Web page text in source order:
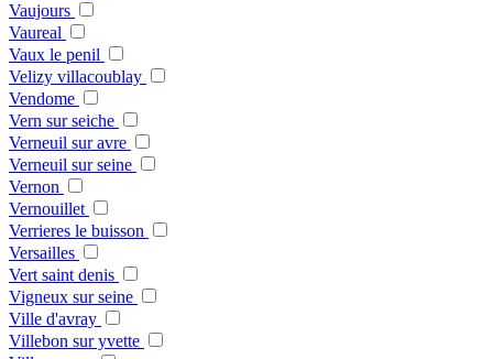
Vaujours
Vaureal
Vaux le penil
Velizy villacoublay
Vendome
Vern sur seiche
Verneuil sur avre
Verneuil sur seine
Vernon
Vernouillet
Verrieres le buisson
Versailles
Vert saint denis
Vigneux sur seine
Ville d'avray
Villebon sur yvette